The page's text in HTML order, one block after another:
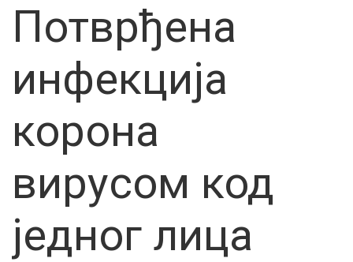
Потврђена
инфекција
корона
вирусом код
једног лица